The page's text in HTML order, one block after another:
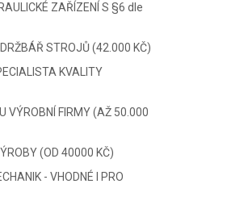
ZAŘÍZENÍ S §6 dle
STROJŮ (42.000 KČ)
KVALITY
VÝROBNÍ FIRMY (AŽ 50.000
(OD 40000 KČ)
- VHODNÉ I PRO